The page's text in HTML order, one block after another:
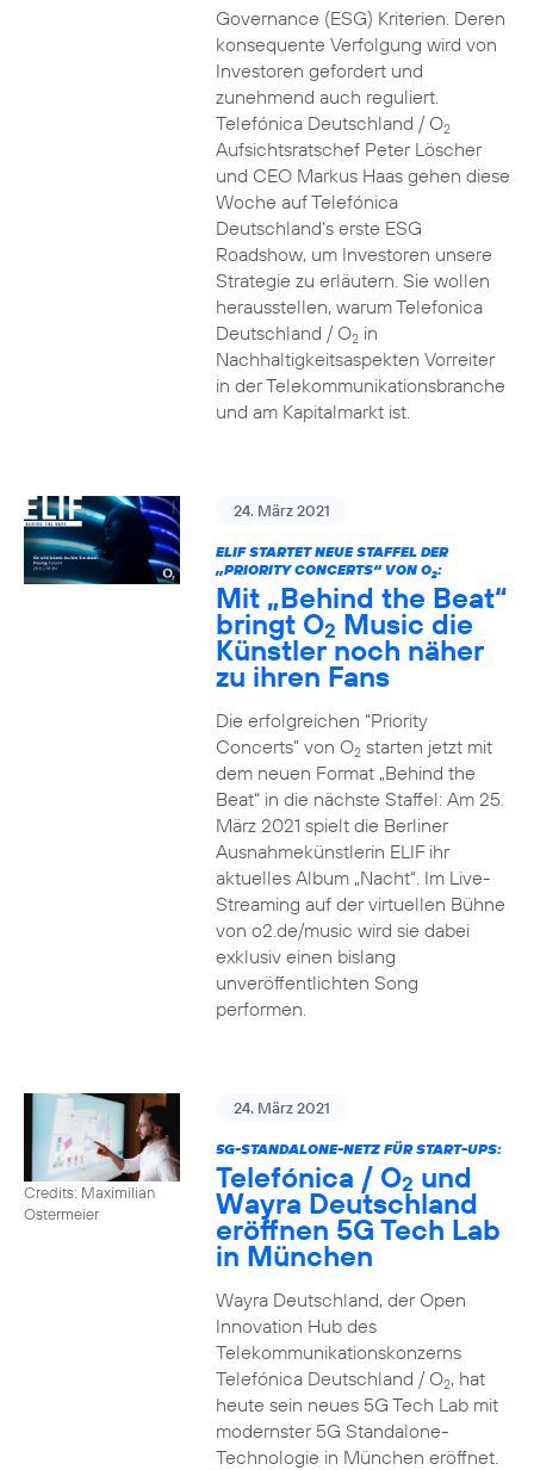
Governance (ESG) Kriterien. Deren
konsequente Verfolgung wird von
Investoren gefordert und
zunehmend auch reguliert.
Telefónica Deutschland / O2
Aufsichtsratschef Peter Löscher
und CEO Markus Haas gehen diese
Woche auf Telefónica
Deutschland’s erste ESG
Roadshow, um Investoren unsere
Strategie zu erläutern. Sie wollen
herausstellen, warum Telefonica
Deutschland / O2in
Nachhaltigkeitsaspekten Vorreiter
in der Telekommunikationsbranche
und am Kapitalmarkt ist.
24. März 2021
ELIF STARTET NEUE STAFFEL DER
„PRIORITY CONCERTS“ VON O2:
Mit „Behind the Beat“
bringt O2 Music die
Künstler noch näher
zu ihren Fans
Die erfolgreichen “Priority
Concerts” von O2starten jetzt mit
dem neuen Format „Behind the
Beat“ in die nächste Staffel: Am 25.
März 2021 spielt die Berliner
Ausnahmekünstlerin ELIF ihr
aktuelles Album „Nacht“. Im Live-
Streaming auf der virtuellen Bühne
von o2.de/music wird sie dabei
exklusiv einen bislang
unveröffentlichten Song
performen.
Credits: Maximilian
Ostermeier
24. März 2021
5G-STANDALONE-NETZ FÜR START-UPS:
Telefónica / O2 und
Wayra Deutschland
eröffnen 5G Tech Lab
in München
Wayra Deutschland, der Open
Innovation Hub des
Telekommunikationskonzerns
Telefónica Deutschland / O2, hat
heute sein neues 5G Tech Lab mit
modernster 5G Standalone-
Technologie in München eröffnet.